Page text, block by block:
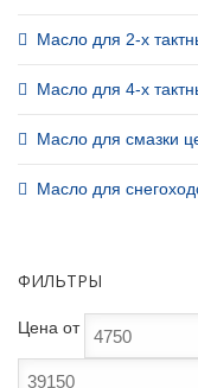
Масло для 2-х
Масло для 4-х
Масло для смазки
Масло для
ФИЛЬТРЫ
Цена от